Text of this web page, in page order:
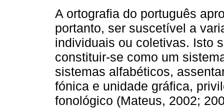
A ortografia do português
portanto, ser suscetível a
individuais ou coletivas. Isto
constituir-se como um
sistemas alfabéticos,
fónica e unidade gráfica,
fonológico (Mateus, 2002;